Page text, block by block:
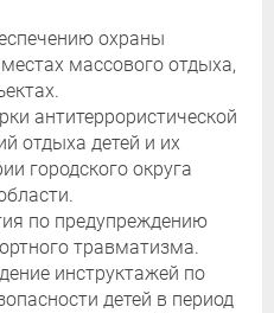
охраны
массового отдыха,
антитеррористической
отдыха детей и их
городского округа
по предупреждению
травматизма.
инструктажей по
детей в период